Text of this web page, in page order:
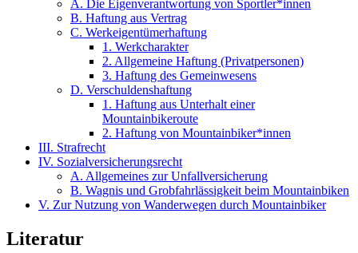
A. Die Eigenverantwortung von Sportler*innen
B. Haftung aus Vertrag
C. Werkeigentümerhaftung
1. Werkcharakter
2. Allgemeine Haftung (Privatpersonen)
3. Haftung des Gemeinwesens
D. Verschuldenshaftung
1. Haftung aus Unterhalt einer
Mountainbikeroute
2. Haftung von Mountainbiker*innen
III. Strafrecht
IV. Sozialversicherungsrecht
A. Allgemeines zur Unfallversicherung
B. Wagnis und Grobfahrlässigkeit beim Mountainbiken
V. Zur Nutzung von Wanderwegen durch Mountainbiker
Literatur